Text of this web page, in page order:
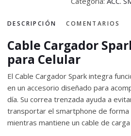
DESCRIPCIÓN COMENTARIOS
Cable Cargador
para Celular
El Cable Cargador Spark integra
en un accesorio diseñado para
día. Su correa trenzada ayuda a
transportar el smartphone de forma
mientras mantiene un cable de